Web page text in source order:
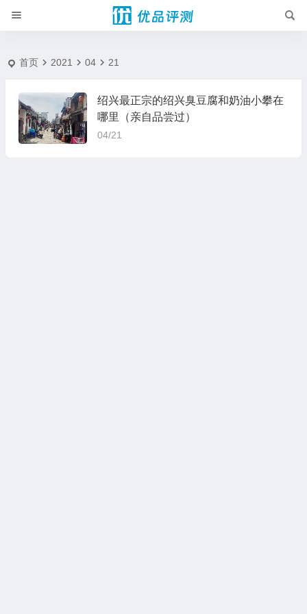
首页 2021 04 21
绍兴最正宗的绍兴臭豆腐和奶油小攀在
哪里（亲自品尝过）
04/21